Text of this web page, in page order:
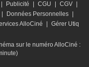
Publicité CGU CGV
Données Personnelles
AlloCiné
Gérer Utiq
sur le numéro AlloCiné :